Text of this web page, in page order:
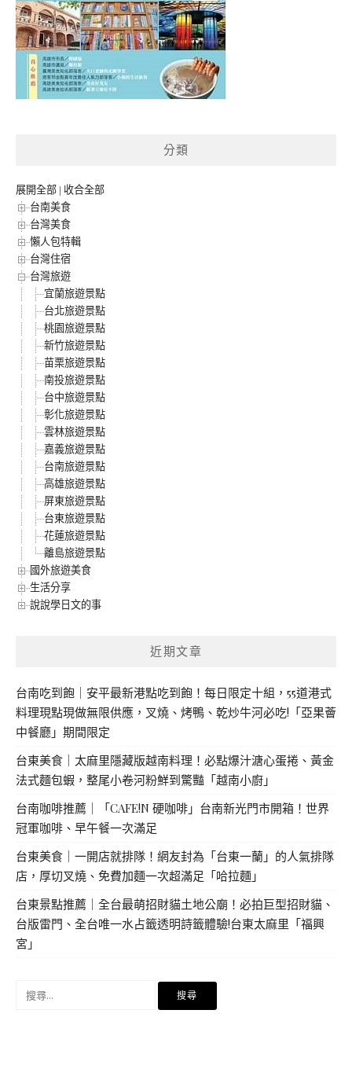
分類
展開全部 | 收合全部
台南美食
台灣美食
懶人包特輯
台灣住宿
台灣旅遊
宜蘭旅遊景點
台北旅遊景點
桃園旅遊景點
新竹旅遊景點
苗栗旅遊景點
南投旅遊景點
台中旅遊景點
彰化旅遊景點
雲林旅遊景點
嘉義旅遊景點
台南旅遊景點
高雄旅遊景點
屏東旅遊景點
台東旅遊景點
花蓮旅遊景點
離島旅遊景點
國外旅遊美食
生活分享
說說學日文的事
近期文章
台南吃到飽｜安平最新港點吃到飽！每日限定十組，55道港式
料理現點現做無限供應，叉燒、烤鴨、乾炒牛河必吃!「亞果薈
中餐廳」期間限定
台東美食｜太麻里隱藏版越南料理！必點爆汁溏心蛋捲、黃金
法式麵包蝦，整尾小卷河粉鮮到驚豔「越南小廚」
台南咖啡推薦｜「CAFE!N 硬咖啡」台南新光門市開箱！世界
冠軍咖啡、早午餐一次滿足
台東美食｜一開店就排隊！網友封為「台東一蘭」的人氣排隊
店，厚切叉燒、免費加麵一次超滿足「哈拉麵」
台東景點推薦｜全台最萌招財貓土地公廟！必拍巨型招財貓、
台版雷門、全台唯一水占籤透明詩籤體驗!台東太麻里「福興
宮」